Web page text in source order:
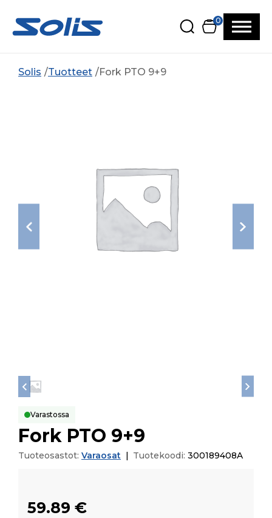
0
Solis Tuotteet Fork PTO 9+9
Varastossa
Fork PTO 9+9
Tuoteosastot: Varaosat Tuotekoodi: 300189408A
59.89 €